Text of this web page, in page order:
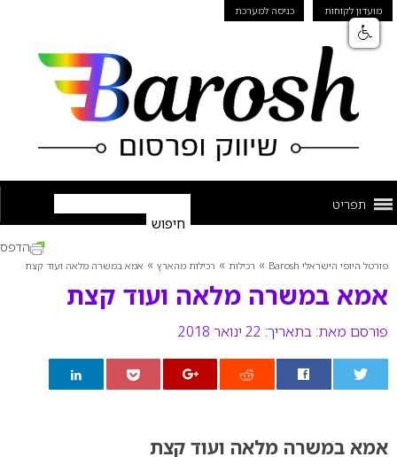
מועדון לקוחות כניסה למערכת
תפריט
פורטל היופי הישראלי Barosh » רכילות » רכילות מהארץ » אמא במשרה מלאה ועוד קצת
אמא במשרה מלאה ועוד קצת
פורסם מאת: בתאריך: 22 ינואר 2018
הדפס
אמא במשרה מלאה ועוד קצת